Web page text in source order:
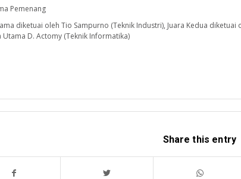
Pemenang
diketuai oleh Tio Sampurno (Teknik Industri), Juara Kedua
Utama D. Actomy (Teknik Informatika)
Share this entry
TINGKAT